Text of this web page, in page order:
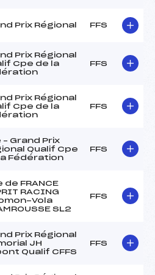
Prix Régional FFS
Prix Régional
Cpe de la
FFS
Prix Régional
Cpe de la
FFS
– Grand Prix
Qualif Cpe
Fédération
FFS
de FRANCE
RACING
Vola
SL2
FFS
Prix Régional
JH
Qualif CFFS
FFS